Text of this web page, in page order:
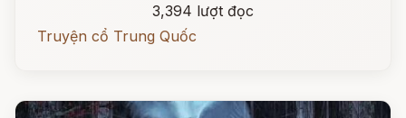
3,394 lượt đọc
Truyện cổ Trung Quốc